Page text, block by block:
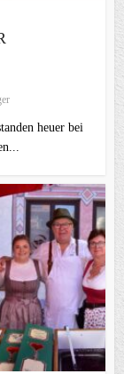
heuer bei